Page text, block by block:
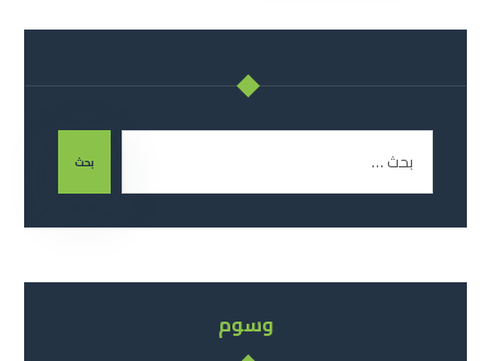
بحث
وسوم